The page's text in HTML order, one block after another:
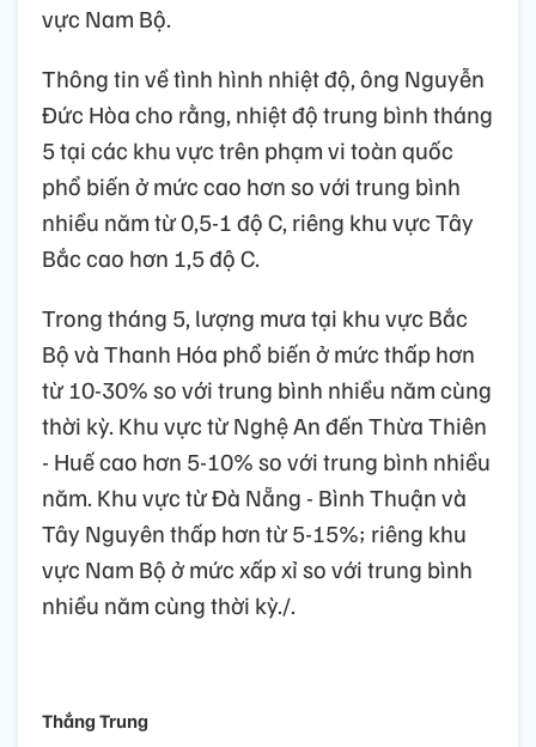
vực Nam Bộ.
Thông tin về tình hình nhiệt độ, ông Nguyễn
Đức Hòa cho rằng, nhiệt độ trung bình tháng
5 tại các khu vực trên phạm vi toàn quốc
phổ biến ở mức cao hơn so với trung bình
nhiều năm từ 0,5-1 độ C, riêng khu vực Tây
Bắc cao hơn 1,5 độ C.
Trong tháng 5, lượng mưa tại khu vực Bắc
Bộ và Thanh Hóa phổ biến ở mức thấp hơn
từ 10-30% so với trung bình nhiều năm cùng
thời kỳ. Khu vực từ Nghệ An đến Thừa Thiên
- Huế cao hơn 5-10% so với trung bình nhiều
năm. Khu vực từ Đà Nẵng - Bình Thuận và
Tây Nguyên thấp hơn từ 5-15%; riêng khu
vực Nam Bộ ở mức xấp xỉ so với trung bình
nhiều năm cùng thời kỳ./.
Thắng Trung